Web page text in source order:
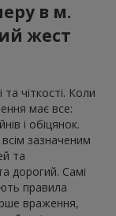
в м.
жест
чіткості. Коли
має все:
і обіцянок.
зазначеним
та
дорогий. Самі
правила
враження,